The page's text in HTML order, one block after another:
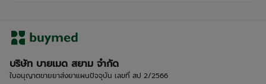
บริษัท บายเมด สยาม จำกัด
ใบอนุญาตขายยาส่งยาแผนปัจจุบัน เลขที่ สป 2/2566